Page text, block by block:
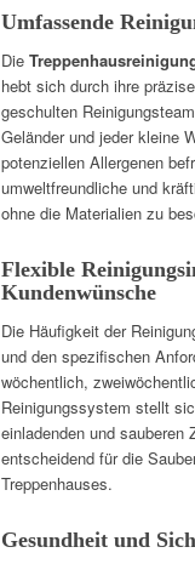
Umfassende
Die
hebt sich durch ihre
geschulten
Geländer und jeder kleine
potenziellen Allergenen
umweltfreundliche und
ohne die Materialien zu
Flexible
Kundenwünsche
Die Häufigkeit der
und den spezifischen
wöchentlich,
Reinigungssystem stellt
einladenden und
entscheidend für die
Treppenhauses.
Gesundheit und